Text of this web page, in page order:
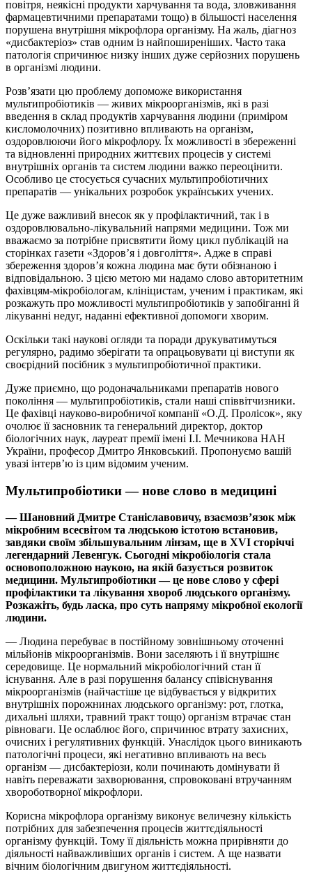
повітря, неякісні продукти харчування та вода, зловживання
фармацевтичними препаратами тощо) в більшості населення
порушена внутрішня мікрофлора організму. На жаль, діагноз
«дисбактеріоз» став одним із найпоширеніших. Часто така
патологія спричинює низку інших дуже серйозних порушень
в організмі людини.
Розв’язати цю проблему допоможе використання
мультипробіотиків — живих мікроорганізмів, які в разі
введення в склад продуктів харчування людини (приміром
кисломолочних) позитивно впливають на організм,
оздоровлюючи його мікрофлору. Їх можливості в збереженні
та відновленні природних життєвих процесів у системі
внутрішніх органів та систем людини важко переоцінити.
Особливо це стосується сучасних мультипробіотичних
препаратів — унікальних розробок українських учених.
Це дуже важливий внесок як у профілактичний, так і в
оздоровлювально-лікувальний напрями медицини. Тож ми
вважаємо за потрібне присвятити йому цикл публікацій на
сторінках газети «Здоров’я і довголіття». Адже в справі
збереження здоров’я кожна людина має бути обізнаною і
відповідальною. З цією метою ми надамо слово авторитетним
фахівцям-мікробіологам, клініцистам, ученим і практикам, які
розкажуть про можливості мультипробіотиків у запобіганні й
лікуванні недуг, наданні ефективної допомоги хворим.
Оскільки такі наукові огляди та поради друкуватимуться
регулярно, радимо зберігати та опрацьовувати ці виступи як
своєрідний посібник з мультипробіотичної практики.
Дуже приємно, що родоначальниками препаратів нового
покоління — мультипробіотиків, стали наші співвітчизники.
Це фахівці науково-виробничої компанії «О.Д. Пролісок», яку
очолює її засновник та генеральний директор, доктор
біологічних наук, лауреат премії імені І.І. Мечникова НАН
України, професор Дмитро Янковський. Пропонуємо вашій
увазі інтерв’ю із цим відомим ученим.
Мультипробіотики — нове слово в медицині
— Шановний Дмитре Станіславовичу, взаємозв’язок між
мікробним всесвітом та людською істотою встановив,
завдяки своїм збільшувальним лінзам, ще в XVI сторіччі
легендарний Левенгук. Сьогодні мікробіологія стала
основоположною наукою, на якій базується розвиток
медицини. Мультипробіотики — це нове слово у сфері
профілактики та лікування хвороб людського організму.
Розкажіть, будь ласка, про суть напряму мікробної екології
людини.
— Людина перебуває в постійному зовнішньому оточенні
мільйонів мікроорганізмів. Вони заселяють і її внутрішнє
середовище. Це нормальний мікробіологічний стан її
існування. Але в разі порушення балансу співіснування
мікроорганізмів (найчастіше це відбувається у відкритих
внутрішніх порожнинах людського організму: рот, глотка,
дихальні шляхи, травний тракт тощо) організм втрачає стан
рівноваги. Це ослаблює його, спричинює втрату захисних,
очисних і регулятивних функцій. Унаслідок цього виникають
патологічні процеси, які негативно впливають на весь
організм — дисбактеріози, коли починають домінувати й
навіть переважати захворювання, спровоковані втручанням
хвороботворної мікрофлори.
Корисна мікрофлора організму виконує величезну кількість
потрібних для забезпечення процесів життєдіяльності
організму функцій. Тому її діяльність можна прирівняти до
діяльності найважливіших органів і систем. А ще назвати
вічним біологічним двигуном життєдіяльності.